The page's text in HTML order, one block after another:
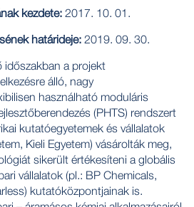
kezdete: 2017. 10. 01.
határideje: 2019. 09. 30.
időszakban a projekt
álló, nagy
használható moduláris
(PHTS) rendszert
kutatóegyetemek és vállalatok
Kieli Egyetem) vásárolták meg,
sikerült értékesíteni a globális
vállalatok (pl.: BP Chemicals,
kutatóközpontjainak is.